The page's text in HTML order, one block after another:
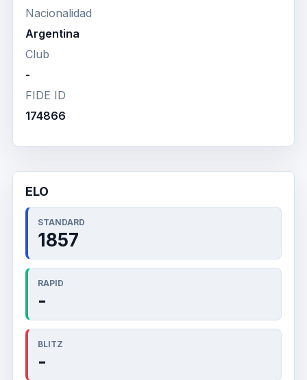
Nacionalidad
Argentina
Club
-
FIDE ID
174866
ELO
STANDARD
1857
RAPID
-
BLITZ
-